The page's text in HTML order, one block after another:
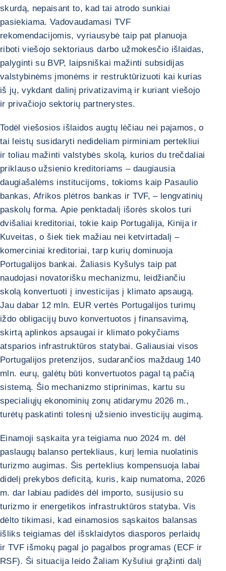
skurdą, nepaisant to, kad tai atrodo sunkiai
pasiekiama. Vadovaudamasi TVF
rekomendacijomis, vyriausybė taip pat planuoja
riboti viešojo sektoriaus darbo užmokesčio išlaidas,
palyginti su BVP, laipsniškai mažinti subsidijas
valstybinėms įmonėms ir restruktūrizuoti kai kurias
iš jų, vykdant dalinį privatizavimą ir kuriant viešojo
ir privačiojo sektorių partnerystes.
Todėl viešosios išlaidos augtų lėčiau nei pajamos, o
tai leistų susidaryti nedideliam pirminiam pertekliui
ir toliau mažinti valstybės skolą, kurios du trečdaliai
priklauso užsienio kreditoriams – daugiausia
daugiašalėms institucijoms, tokioms kaip Pasaulio
bankas, Afrikos plėtros bankas ir TVF, – lengvatinių
paskolų forma. Apie penktadalį išorės skolos turi
dvišaliai kreditoriai, tokie kaip Portugalija, Kinija ir
Kuveitas, o šiek tiek mažiau nei ketvirtadalį –
komerciniai kreditoriai, tarp kurių dominuoja
Portugalijos bankai. Žaliasis Kyšulys taip pat
naudojasi novatorišku mechanizmu, leidžiančiu
skolą konvertuoti į investicijas į klimato apsaugą.
Jau dabar 12 mln. EUR vertės Portugalijos turimų
iždo obligacijų buvo konvertuotos į finansavimą,
skirtą aplinkos apsaugai ir klimato pokyčiams
atsparios infrastruktūros statybai. Galiausiai visos
Portugalijos pretenzijos, sudarančios maždaug 140
mln. eurų, galėtų būti konvertuotos pagal tą pačią
sistemą. Šio mechanizmo stiprinimas, kartu su
specialiųjų ekonominių zonų atidarymu 2026 m.,
turėtų paskatinti tolesnį užsienio investicijų augimą.
Einamoji sąskaita yra teigiama nuo 2024 m. dėl
paslaugų balanso pertekliaus, kurį lemia nuolatinis
turizmo augimas. Šis perteklius kompensuoja labai
didelį prekybos deficitą, kuris, kaip numatoma, 2026
m. dar labiau padidės dėl importo, susijusio su
turizmo ir energetikos infrastruktūros statyba. Vis
dėlto tikimasi, kad einamosios sąskaitos balansas
išliks teigiamas dėl išsklaidytos diasporos perlaidų
ir TVF išmokų pagal jo pagalbos programas (ECF ir
RSF). Ši situacija leido Žaliam Kyšuliui grąžinti dalį